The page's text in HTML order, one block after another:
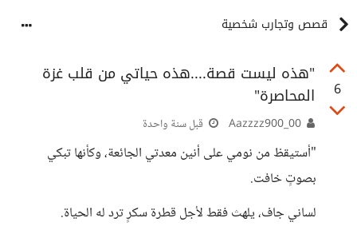
قصص وتجارب شخصية
6
"هذه ليست قصة....هذه حياتي من قلب غزة
المحاصرة"
قبل سنة واحدة
"أستيقظ من نومي على أنين معدتي الجائعة، وكأنها تبكي
بصوتٍ خافت.
لساني جاف، يلهث فقط لأجل قطرة سكرٍ ترد له الحياة.